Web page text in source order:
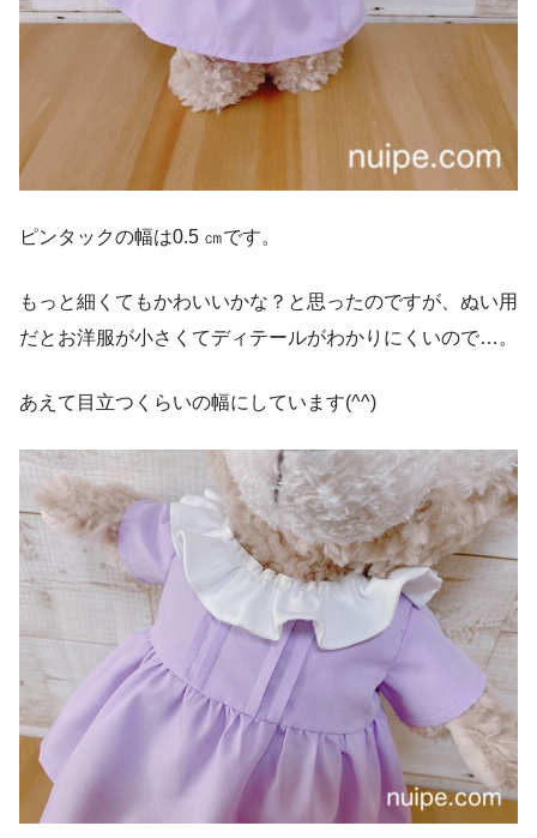
ピンタックの幅は0.5 ㎝です。
もっと細くてもかわいいかな？と思ったのですが、ぬい用
だとお洋服が小さくてディテールがわかりにくいので…。
あえて目立つくらいの幅にしています(^^)